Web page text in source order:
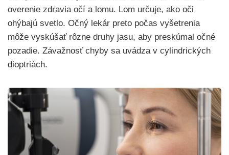
overenie zdravia očí a lomu. Lom určuje, ako oči
ohýbajú svetlo. Očný lekár preto počas vyšetrenia
môže vyskúšať rôzne druhy jasu, aby preskúmal očné
pozadie. Závažnosť chyby sa uvádza v cylindrických
dioptriách.